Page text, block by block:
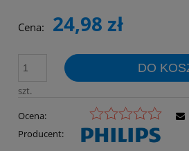
Cena: 24,98 zł
szt.
DO
Ocena:
Producent: